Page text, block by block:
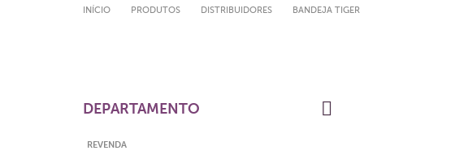
INÍCIO PRODUTOS DISTRIBUIDORES BANDEJA TIGER
DEPARTAMENTO
REVENDA